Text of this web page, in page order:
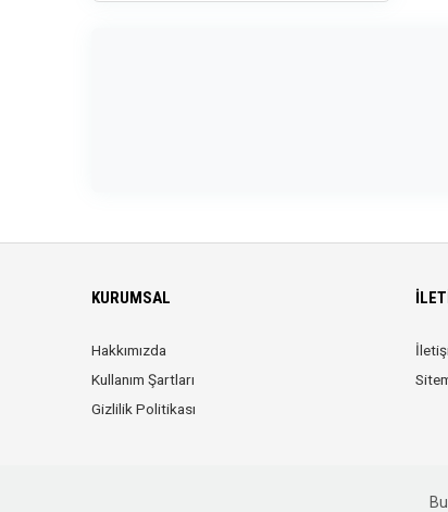
KURUMSAL
Hakkımızda
Kullanım Şartları
Gizlilik Politikası